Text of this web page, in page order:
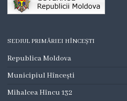
Consilieri
Deciziile
SEDIUL PRIMĂRIEI HÎNCEȘTI
Republica Moldova
Municipiul Hîncești
Mihalcea Hîncu 132